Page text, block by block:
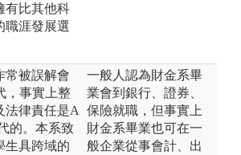
有比其他科
職涯發展選
常被誤解會
，事實上整
法律責任是A
的。本系致
生具跨域的
一般人認為財金系畢
業會到銀行、證券、
保險就職，但事實上
財金系畢業也可在一
般企業從事會計、出